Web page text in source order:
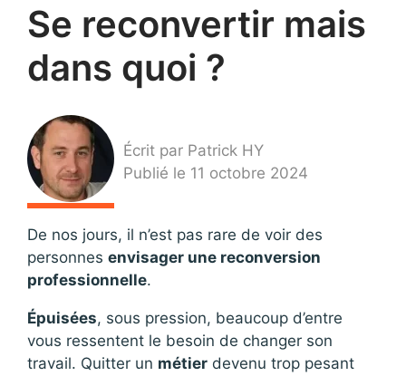
Se reconvertir mais
dans quoi ?
Écrit par Patrick HY
Publié le 11 octobre 2024
De nos jours, il n’est pas rare de voir des
personnes envisager une reconversion
professionnelle.
Épuisées, sous pression, beaucoup d’entre
vous ressentent le besoin de changer son
travail. Quitter un métier devenu trop pesant